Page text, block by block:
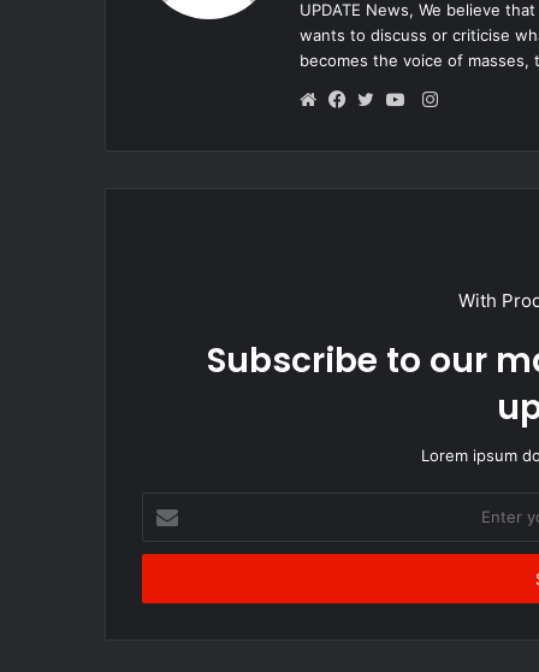
UPDATE News, We believe
wants to discuss or criticise
becomes the voice of masses,
Instagram
With
Subscribe to our
Lorem ipsum
your
Email